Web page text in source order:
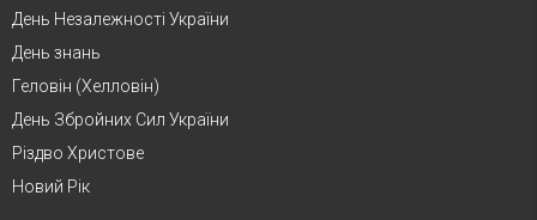
День Незалежності України
День знань
Геловін (Хелловін)
День Збройних Сил України
Різдво Христове
Новий Рік